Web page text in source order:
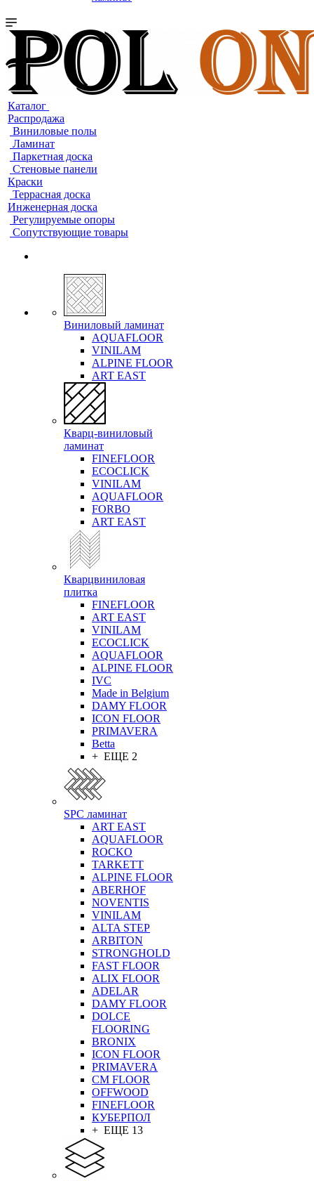
Каталог
Распродажа
Виниловые полы
Ламинат
Паркетная доска
Стеновые панели
Краски
Террасная доска
Инженерная доска
Регулируемые опоры
Сопутствующие товары
Виниловый ламинат
AQUAFLOOR
VINILAM
ALPINE FLOOR
ART EAST
Кварц-виниловый
ламинат
FINEFLOOR
ECOCLICK
VINILAM
AQUAFLOOR
FORBO
ART EAST
Кварцвиниловая
плитка
FINEFLOOR
ART EAST
VINILAM
ECOCLICK
AQUAFLOOR
ALPINE FLOOR
IVC
Made in Belgium
DAMY FLOOR
ICON FLOOR
PRIMAVERA
Betta
+ ЕЩЕ 2
SPC ламинат
ART EAST
AQUAFLOOR
ROCKO
TARKETT
ALPINE FLOOR
ABERHOF
NOVENTIS
VINILAM
ALTA STEP
ARBITON
STRONGHOLD
FAST FLOOR
ALIX FLOOR
ADELAR
DAMY FLOOR
DOLCE
FLOORING
BRONIX
ICON FLOOR
PRIMAVERA
CM FLOOR
OFFWOOD
FINEFLOOR
КУБЕРПОЛ
+ ЕЩЕ 13